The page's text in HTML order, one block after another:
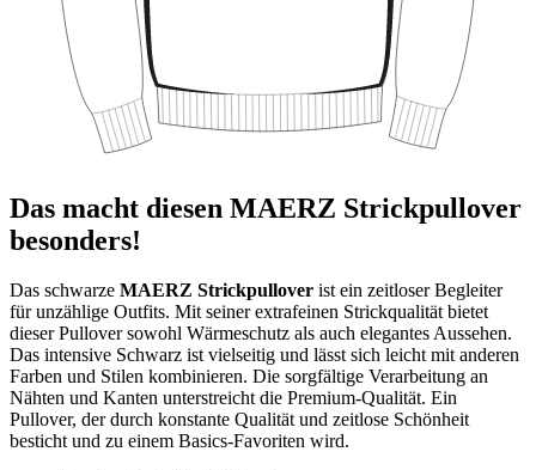
Das macht diesen MAERZ Strickpullover
besonders!
Das schwarze MAERZ Strickpullover ist ein zeitloser Begleiter
für unzählige Outfits. Mit seiner extrafeinen Strickqualität bietet
dieser Pullover sowohl Wärmeschutz als auch elegantes Aussehen.
Das intensive Schwarz ist vielseitig und lässt sich leicht mit anderen
Farben und Stilen kombinieren. Die sorgfältige Verarbeitung an
Nähten und Kanten unterstreicht die Premium-Qualität. Ein
Pullover, der durch konstante Qualität und zeitlose Schönheit
besticht und zu einem Basics-Favoriten wird.